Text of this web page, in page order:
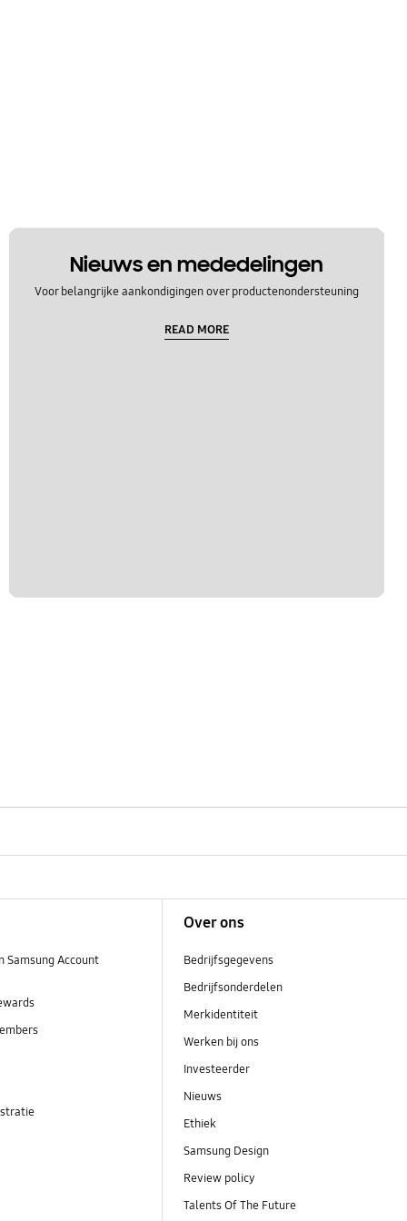
Nieuws en mededelingen
Voor belangrijke aankondigingen over productenondersteuning
READ MORE
Samsung Account
Over ons
Bedrijfsgegevens
Bedrijfsonderdelen
Merkidentiteit
Werken bij ons
Investeerder
Nieuws
Ethiek
Samsung Design
Review policy
Talents Of The Future